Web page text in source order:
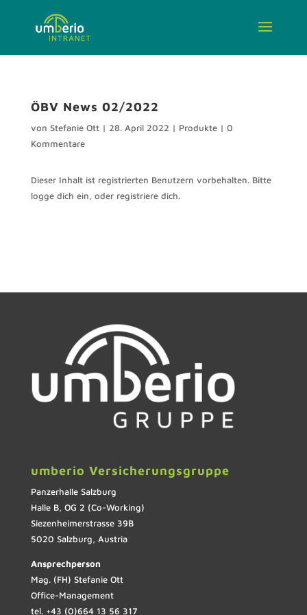
ÖBV News 02/2022
von Stefanie Ott| 28. April 2022 | Produkte| 0
Kommentare
Dieser Inhalt ist registrierten Benutzern vorbehalten. Bitte
logge dich ein, oder registriere dich.
umberio Versicherungsgruppe
Panzerhalle Salzburg
Halle B, OG 2 (Co-Working)
Siezenheimerstrasse 39B
5020 Salzburg, Austria
Ansprechperson
Mag. (FH) Stefanie Ott
Office-Management
tel. +43 (0)664 13 56 317